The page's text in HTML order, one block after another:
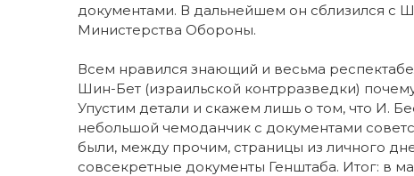
документами. В дальнейшем он сблизился с
Министерства Обороны.
Всем нравился знающий и весьма
Шин-Бет (израильской контрразведки)
Упустим детали и скажем лишь о том, что И.
небольшой чемоданчик с документами
были, между прочим, страницы из личного
совсекретные документы Генштаба. Итог: в